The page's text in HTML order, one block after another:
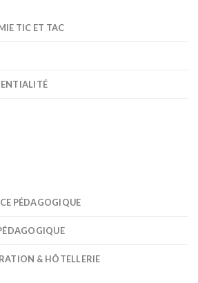
TIC ET TAC
PÉDAGOGIQUE
& HÔTELLERIE